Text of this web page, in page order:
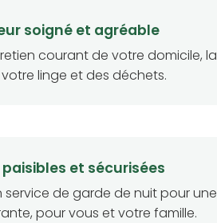
soigné et agréable
courant de votre domicile, la
linge et des déchets.
et sécurisées
service de garde de nuit pour une
pour vous et votre famille.